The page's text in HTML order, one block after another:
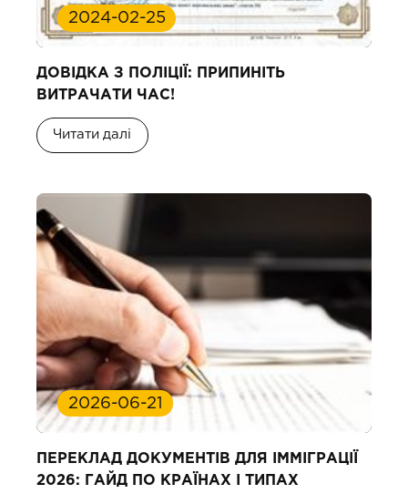
2024-02-25
ДОВІДКА З ПОЛІЦІЇ: ПРИПИНІТЬ
ВИТРАЧАТИ ЧАС!
Читати далі
2026-06-21
ПЕРЕКЛАД ДОКУМЕНТІВ ДЛЯ ІММІГРАЦІЇ
2026: ГАЙД ПО КРАЇНАХ І ТИПАХ